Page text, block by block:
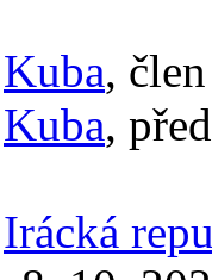
Kuba,
Kuba,
Irácká